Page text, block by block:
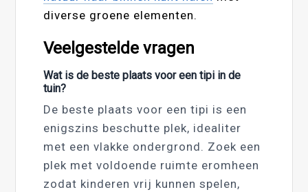
diverse groene elementen.
Veelgestelde vragen
Wat is de beste plaats voor een tipi in de
tuin?
De beste plaats voor een tipi is een
enigszins beschutte plek, idealiter
met een vlakke ondergrond. Zoek een
plek met voldoende ruimte eromheen
zodat kinderen vrij kunnen spelen,